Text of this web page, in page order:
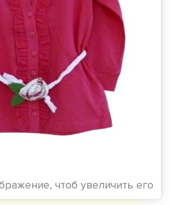
чтоб увеличить его